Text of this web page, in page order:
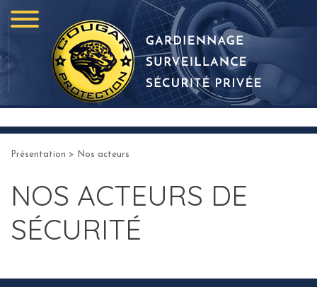
Présentation > Nos acteurs
NOS ACTEURS DE
SÉCURITÉ